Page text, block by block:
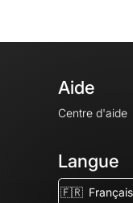
Aide
Centre d'aide
Langue
🇫🇷 Français